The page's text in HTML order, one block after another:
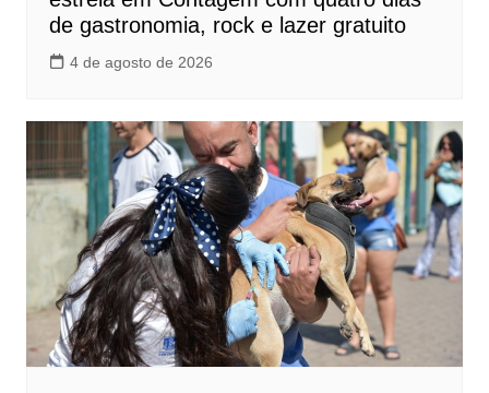
de gastronomia, rock e lazer gratuito
4 de agosto de 2026